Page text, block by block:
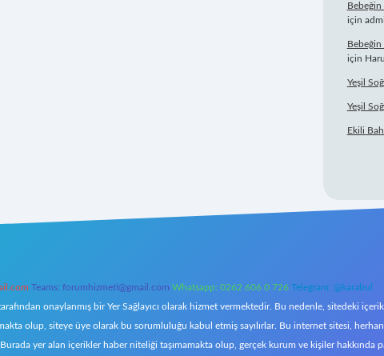
Bebeğin
için
Bebeğin
için
Yeşil
Yeşil
Ekili
Teams: forumhizmeti@gmail.com Whatsapp: 0262 606 0 726 Telegram: @karabul
onaylanmış bir Yer Sağlayıcı olarak hizmet vermektedir. Bu nedenle, sitedeki
olup, siteye üye olarak bu sorumluluğu kabul etmiş sayılırlar. Bu internet sitesi,
Burada yer alan içerikler haber niteliği taşımamakta olup, gerçek kurum ve kişiler hakkında